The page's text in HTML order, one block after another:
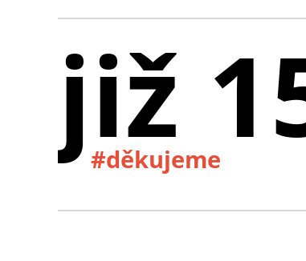
již
#děkujeme